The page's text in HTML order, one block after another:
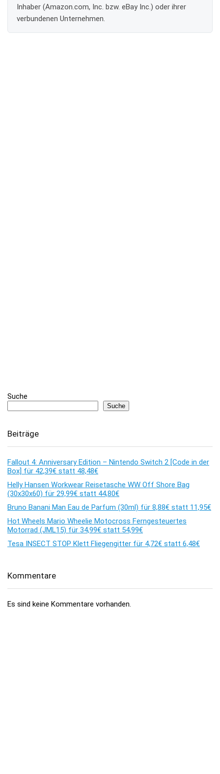
Inhaber (Amazon.com, Inc. bzw. eBay Inc.) oder ihrer
verbundenen Unternehmen.
Suche
Suche
Beiträge
Fallout 4: Anniversary Edition – Nintendo Switch 2 [Code in der
Box] für 42,39€ statt 48,48€
Helly Hansen Workwear Reisetasche WW Off Shore Bag
(30x30x60) für 29,99€ statt 44,80€
Bruno Banani Man Eau de Parfum (30ml) für 8,88€ statt 11,95€
Hot Wheels Mario Wheelie Motocross Ferngesteuertes
Motorrad (JML15) für 34,99€ statt 54,99€
Tesa INSECT STOP Klett Fliegengitter für 4,72€ statt 6,48€
Kommentare
Es sind keine Kommentare vorhanden.